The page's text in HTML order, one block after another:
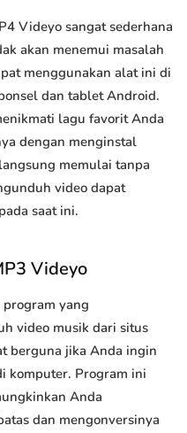
Videyo sangat sederhana
akan menemui masalah
menggunakan alat ini di
dan tablet Android.
lagu favorit Anda
dengan menginstal
memulai tanpa
video dapat
saat ini.
Videyo
yang
video musik dari situs
berguna jika Anda ingin
komputer. Program ini
Anda
dan mengonversinya